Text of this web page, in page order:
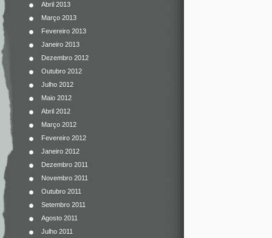
Abril 2013
Março 2013
Fevereiro 2013
Janeiro 2013
Dezembro 2012
Outubro 2012
Julho 2012
Maio 2012
Abril 2012
Março 2012
Fevereiro 2012
Janeiro 2012
Dezembro 2011
Novembro 2011
Outubro 2011
Setembro 2011
Agosto 2011
Julho 2011